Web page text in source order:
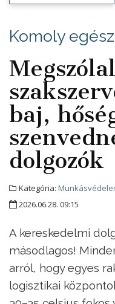
Komoly
baj,
dolgozók
Kategória:
2026.06.28. 09:15
A kereskedelmi
másodlagos!
arról, hogy egyes
logisztikai